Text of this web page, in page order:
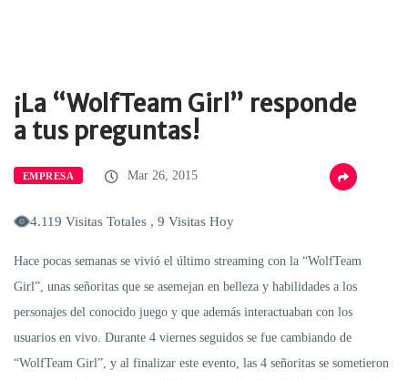
¡La “WolfTeam Girl” responde
a tus preguntas!
EMPRESA Mar 26, 2015
4.119 Visitas Totales , 9 Visitas Hoy
Hace pocas semanas se vivió el último streaming con la “WolfTeam
Girl”, unas señoritas que se asemejan en belleza y habilidades a los
personajes del conocido juego y que además interactuaban con los
usuarios en vivo. Durante 4 viernes seguidos se fue cambiando de
“WolfTeam Girl”, y al finalizar este evento, las 4 señoritas se sometieron